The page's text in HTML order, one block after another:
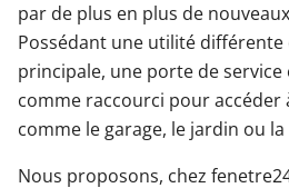
par de plus en plus de
Possédant une utilité
principale, une porte de
comme raccourci pour accéder
comme le garage, le jardin ou
Nous proposons, chez